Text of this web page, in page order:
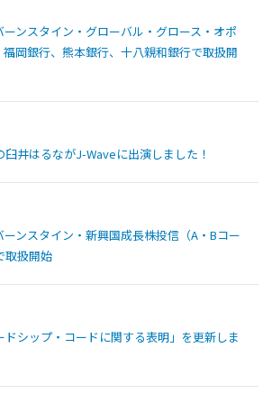
ーンスタイン・グローバル・グロース・オポ
岡銀行、熊本銀行、十八親和銀行で取扱開
井はるながJ-Waveに出演しました！
ーンスタイン・新興国成長株投信（A・Bコー
扱開始
ドシップ・コードに関する表明」を更新しま